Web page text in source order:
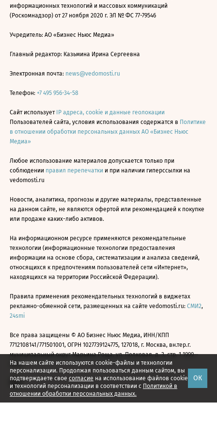
На нашем сайте используются cookie-файлы и технологии
персонализации. Продолжая пользоваться данным сайтом, вы
подтверждаете свое согласие на использование файлов cookie
и технологий персонализации в соответствии с Политикой в
отношении обработки персональных данных.
ОК
информационных технологий и массовых коммуникаций
(Роскомнадзор) от 27 ноября 2020 г. ЭЛ № ФС 77-79546
Учредитель: АО «Бизнес Ньюс Медиа»
Главный редактор: Казьмина Ирина Сергеевна
Электронная почта: news@vedomosti.ru
Телефон: +7 495 956-34-58
Сайт использует IP адреса, cookie и данные геолокации
Пользователей сайта, условия использования содержатся в Политике
в отношении обработки персональных данных АО «Бизнес Ньюс
Медиа»
Любое использование материалов допускается только при
соблюдении правил перепечатки и при наличии гиперссылки на
vedomosti.ru
Новости, аналитика, прогнозы и другие материалы, представленные
на данном сайте, не являются офертой или рекомендацией к покупке
или продаже каких-либо активов.
На информационном ресурсе применяются рекомендательные
технологии (информационные технологии предоставления
информации на основе сбора, систематизации и анализа сведений,
относящихся к предпочтениям пользователей сети «Интернет»,
находящихся на территории Российской Федерации).
Правила применения рекомендательных технологий в виджетах
рекламно-обменной сети, размещенных на сайте vedomosti.ru: СМИ2,
24smi
Все права защищены © АО Бизнес Ньюс Медиа, ИНН/КПП
7712108141/771501001, ОГРН 1027739124775, 127018, г. Москва, вн.тер.г.
муниципальный округ Марьина Роща, ул. Полковая, д. 3, стр. 1 1999—
2026